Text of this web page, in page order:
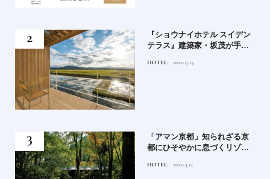
『ショウナイホテル スイデン
テラス』建築家・坂茂が手掛
シンボル
HOTEL 2020.9.14
「アマン京都」知られざる京
都にひそやかに息づくリゾー
HOTEL 2020.3.12